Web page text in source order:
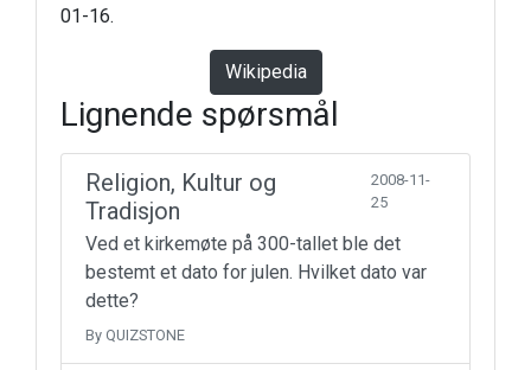
01-16.
Wikipedia
Lignende spørsmål
Religion, Kultur og
Tradisjon
2008-11-
25
Ved et kirkemøte på 300-tallet ble det
bestemt et dato for julen. Hvilket dato var
dette?
By QUIZSTONE